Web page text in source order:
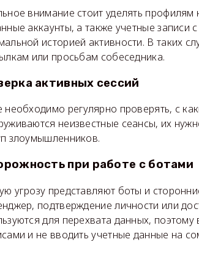
внимание стоит уделять
аккаунты, а также учетные записи
историей активности. В таких
или просьбам собеседника.
активных сессий
необходимо регулярно проверять, с
неизвестные сеансы, их
злоумышленников.
при работе с ботами
угрозу представляют боты и
подтверждение личности или
для перехвата данных,
и не вводить учетные данные на